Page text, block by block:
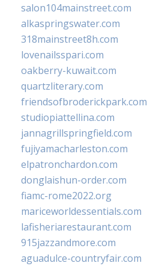
salon104mainstreet.com
alkaspringswater.com
318mainstreet8h.com
lovenailsspari.com
oakberry-kuwait.com
quartzliterary.com
friendsofbroderickpark.com
studiopiattellina.com
jannagrillspringfield.com
fujiyamacharleston.com
elpatronchardon.com
donglaishun-order.com
fiamc-rome2022.org
mariceworldessentials.com
lafisheriarestaurant.com
915jazzandmore.com
aguadulce-countryfair.com